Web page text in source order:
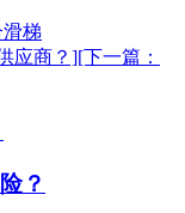
梯
应商？][下一篇：
？